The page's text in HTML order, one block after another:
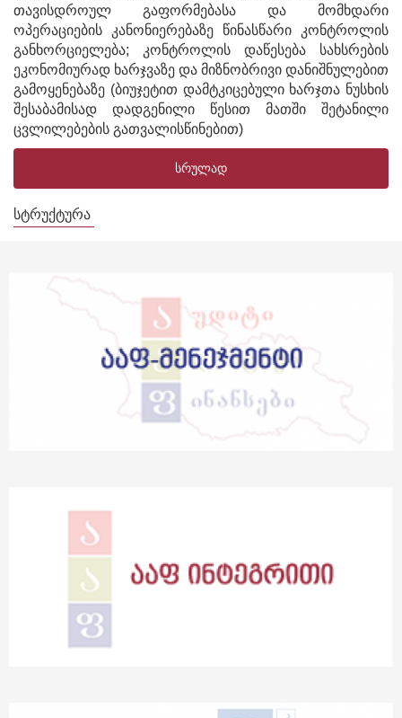
თავისდროულ გაფორმებასა და მომხდარი
ოპერაციების კანონიერებაზე წინასწარი კონტროლის
განხორციელება; კონტროლის დაწესება სახსრების
ეკონომიურად ხარჯვაზე და მიზნობრივი დანიშნულებით
გამოყენებაზე (ბიუჯეტით დამტკიცებული ხარჯთა ნუსხის
შესაბამისად დადგენილი წესით მათში შეტანილი
ცვლილებების გათვალისწინებით)
ᲡᲠᲣᲚᲐᲓ
ᲡᲢᲠᲣᲥᲢᲣᲠᲐ